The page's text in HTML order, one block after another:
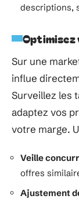
descriptions,
Optimisez
Sur une
influe
Surveillez les
adaptez vos
votre marge.
Veille
offres
Ajustement